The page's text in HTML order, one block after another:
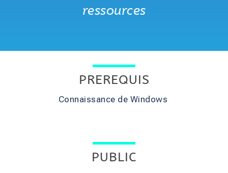
ressources
PREREQUIS
Connaissance de Windows
PUBLIC